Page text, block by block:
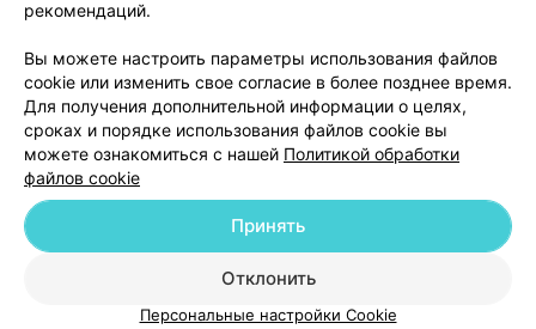
Обработка персональных данных
© 2026 ООО «Артокс Лаб», УНП 191700409
| 220012, Республика Беларусь,
Служба поддержки +375 291212755
рекомендаций.
Вы можете настроить параметры использования файлов
cookie или изменить свое согласие в более позднее время.
Для получения дополнительной информации о целях,
сроках и порядке использования файлов cookie вы
можете ознакомиться с нашей Политикой обработки
файлов cookie
Отклонить
Принять
Персональные настройки Cookie